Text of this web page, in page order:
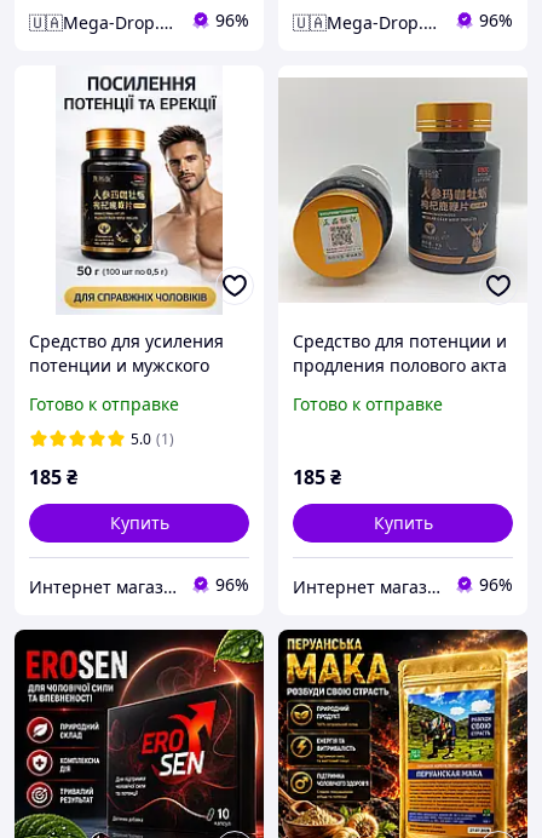
🇺🇦Mega-Drop.com.ua - Максимально Комфортний 96% 🇺🇦Mega-Drop.com.ua - Максимально Комфортний 96%
Средство для усиления
потенции и мужского
таблетки
Готово к отправке
5.0 (1)
185₴
Купить
Интернет магазин ФЕЕРИЯ 96%
Средство для потенции и
продления полового акта
поддержки эректильной
Готово к отправке
185₴
Купить
Интернет магазин ФЕЕРИЯ 96%